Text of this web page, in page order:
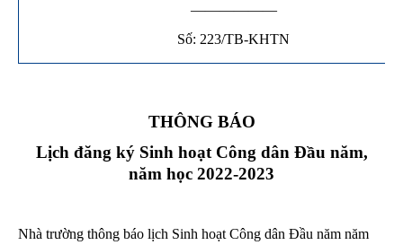
——————
Số: 223/TB-KHTN
THÔNG BÁO
Lịch đăng ký Sinh hoạt Công dân Đầu năm,
năm học 2022-2023
Nhà trường thông báo lịch Sinh hoạt Công dân Đầu năm năm